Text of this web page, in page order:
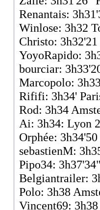
Renantais:
Winlose: 3h32
Christo:
YoyoRapido:
bourciar:
Marcopolo:
Rififi: 3h34'
Rod: 3h34
Ai: 3h34: Lyon
Orphée:
sebastienM:
Pipo34:
Belgiantrailer:
Polo: 3h38
Vincent69: 3h38